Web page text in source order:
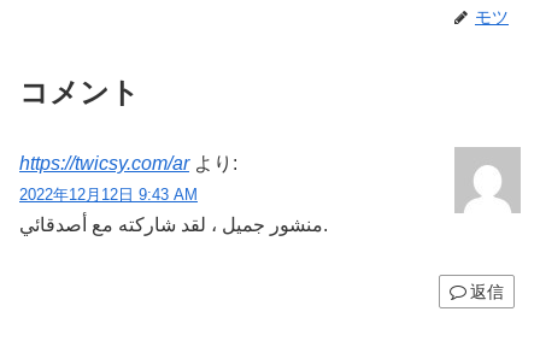
モツ
コメント
https://twicsy.com/ar より:
2022年12月12日 9:43 AM
منشور جميل ، لقد شاركته مع أصدقائي.
返信